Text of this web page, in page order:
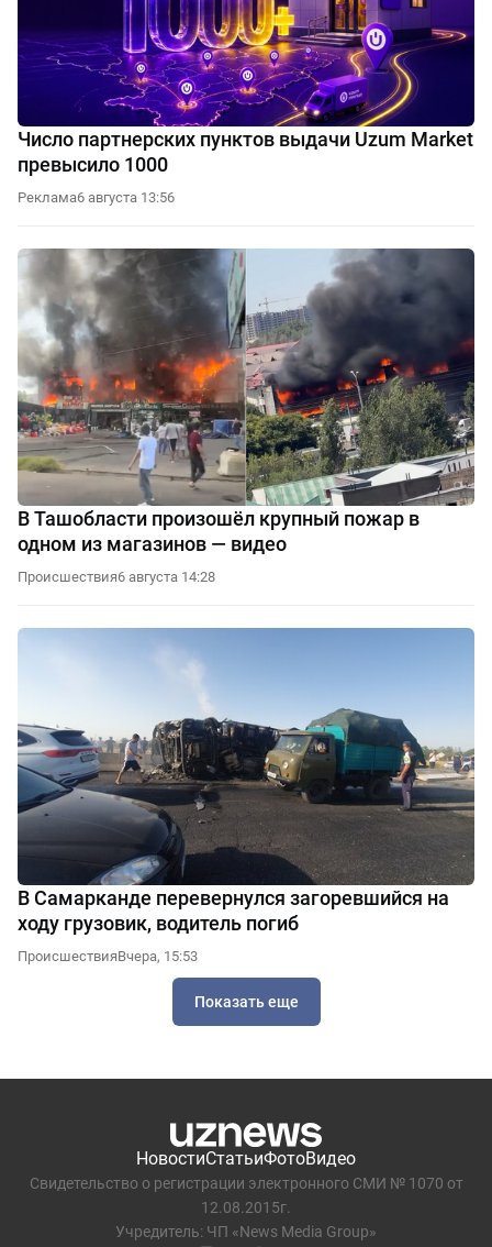
Число партнерских пунктов выдачи Uzum Market
превысило 1000
Реклама6 августа 13:56
В Ташобласти произошёл крупный пожар в
одном из магазинов — видео
Происшествия6 августа 14:28
В Самарканде перевернулся загоревшийся на
ходу грузовик, водитель погиб
ПроисшествияВчера, 15:53
Показать еще
НовостиСтатьиФотоВидео
Свидетельство о регистрации электронного СМИ № 1070 от
12.08.2015г.
Учредитель: ЧП «News Media Group»